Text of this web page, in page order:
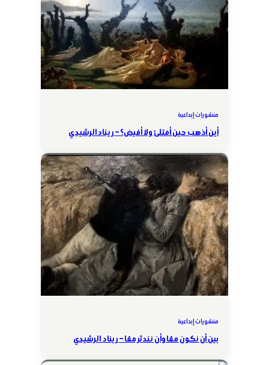
منشورات إبداعية
أين أذهب حين أمتلئ ولا أفيض؟ – ريناد الرشيدي
منشورات إبداعية
بين أن نكون معًا وأن نندثر معًا – ريناد الرشيدي